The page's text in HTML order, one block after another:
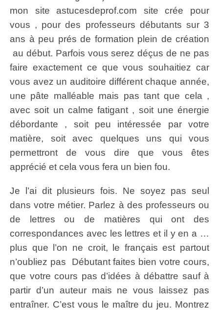
mon site astucesdeprof.com site crée pour
vous , pour des professeurs débutants sur 3
ans à peu prés de formation plein de création
au début. Parfois vous serez déçus de ne pas
faire exactement ce que vous souhaitiez car
vous avez un auditoire différent chaque année,
une pâte malléable mais pas tant que cela ,
avec soit un calme fatigant , soit une énergie
débordante , soit peu intéressée par votre
matière, soit avec quelques uns qui vous
permettront de vous dire que vous êtes
apprécié et cela vous fera un bien fou.
Je l’ai dit plusieurs fois. Ne soyez pas seul
dans votre métier. Parlez à des professeurs ou
de lettres ou de matières qui ont des
correspondances avec les lettres et il y en a …
plus que l’on ne croit, le français est partout
n’oubliez pas Débutant faites bien votre cours,
que votre cours pas d’idées à débattre sauf à
partir d’un auteur mais ne vous laissez pas
entraîner. C’est vous le maître du jeu. Montrez